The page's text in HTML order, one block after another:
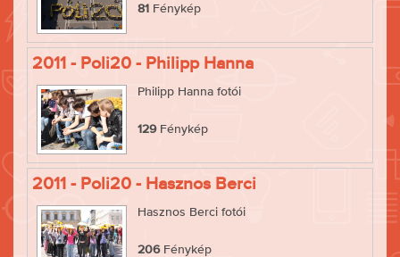
81 Fénykép
2011 - Poli20 - Philipp Hanna
Philipp Hanna fotói
129Fénykép
2011 - Poli20 - Hasznos Berci
Hasznos Berci fotói
206Fénykép